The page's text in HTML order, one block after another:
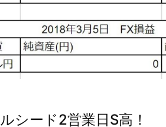
シード2営業日S高！